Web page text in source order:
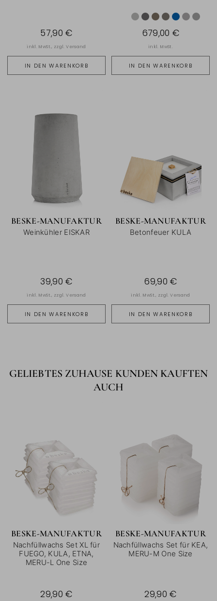
IN DEN WARENKORB
57,90 €
inkl. MwSt., zzgl.Versand
IN DEN WARENKORB
679,00 €
inkl. MwSt.
BESKE-MANUFAKTUR
Weinkühler EISKAR
IN DEN WARENKORB
39,90 €
inkl. MwSt., zzgl.Versand
BESKE-MANUFAKTUR
Betonfeuer KULA
IN DEN WARENKORB
69,90 €
inkl. MwSt., zzgl.Versand
GELIEBTES ZUHAUSE KUNDEN KAUFTEN
AUCH
BESKE-MANUFAKTUR
Nachfüllwachs Set XL für
FUEGO, KULA, ETNA,
MERU-L One Size
29,90 €
BESKE-MANUFAKTUR
Nachfüllwachs Set für KEA,
MERU-M One Size
29,90 €